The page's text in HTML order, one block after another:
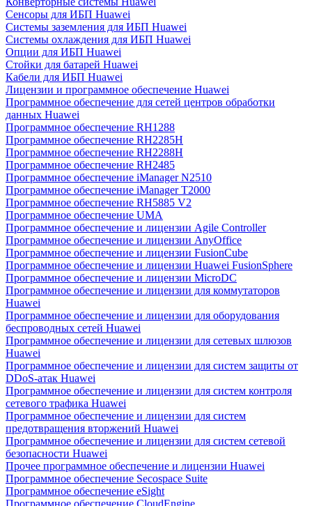
Сенсоры для ИБП Huawei
Системы заземления для ИБП Huawei
Системы охлаждения для ИБП Huawei
Опции для ИБП Huawei
Стойки для батарей Huawei
Кабели для ИБП Huawei
Лицензии и программное обеспечение Huawei
Программное обеспечение для сетей центров обработки
данных Huawei
Программное обеспечение RH1288
Программное обеспечение RH2285H
Программное обеспечение RH2288H
Программное обеспечение RH2485
Программное обеспечение iManager N2510
Программное обеспечение iManager T2000
Программное обеспечение RH5885 V2
Программное обеспечение UMA
Программное обеспечение и лицензии Agile Controller
Программное обеспечение и лицензии AnyOffice
Программное обеспечение и лицензии FusionCube
Программное обеспечение и лицензии Huawei FusionSphere
Программное обеспечение и лицензии MicroDC
Программное обеспечение и лицензии для коммутаторов
Huawei
Программное обеспечение и лицензии для оборудования
беспроводных сетей Huawei
Программное обеспечение и лицензии для сетевых шлюзов
Huawei
Программное обеспечение и лицензии для систем защиты от
DDoS-атак Huawei
Программное обеспечение и лицензии для систем контроля
сетевого трафика Huawei
Программное обеспечение и лицензии для систем
предотвращения вторжений Huawei
Программное обеспечение и лицензии для систем сетевой
безопасности Huawei
Прочее программное обеспечение и лицензии Huawei
Программное обеспечение Secospace Suite
Программное обеспечение eSight
Программное обеспечение CloudEngine